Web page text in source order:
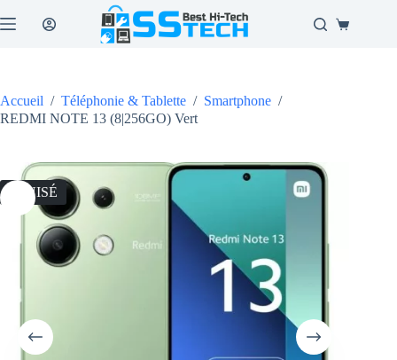
au
Panier
Accueil / Téléphonie & Tablette / Smartphone /
REDMI NOTE 13 (8|256GO) Vert
ÉPUISÉ